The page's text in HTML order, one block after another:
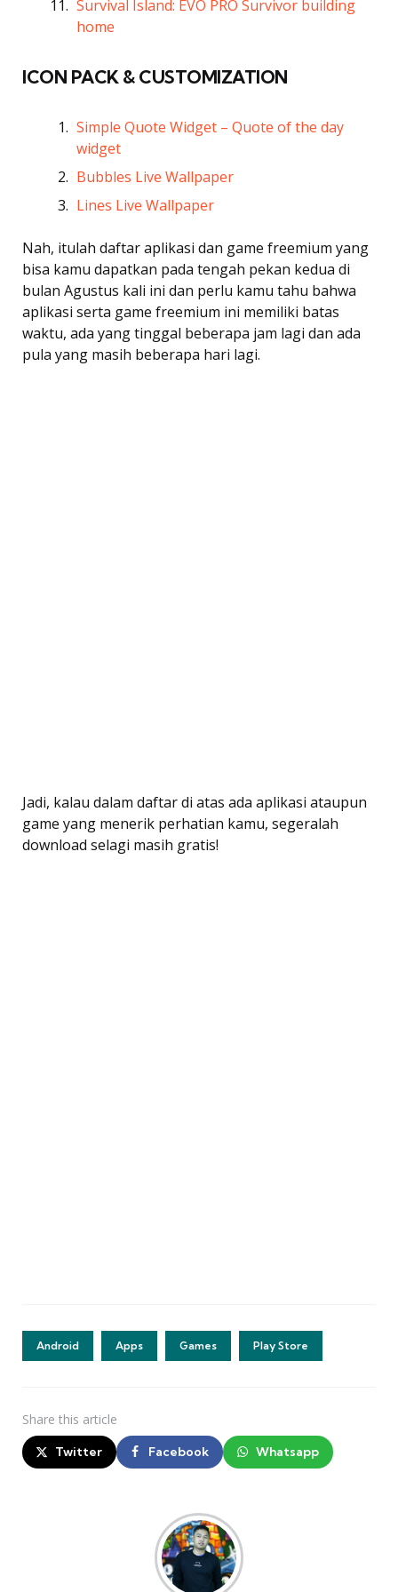
Survival Island: EVO PRO Survivor building
home
ICON PACK & CUSTOMIZATION
Simple Quote Widget – Quote of the day
widget
Bubbles Live Wallpaper
Lines Live Wallpaper
Nah, itulah daftar aplikasi dan game freemium yang
bisa kamu dapatkan pada tengah pekan kedua di
bulan Agustus kali ini dan perlu kamu tahu bahwa
aplikasi serta game freemium ini memiliki batas
waktu, ada yang tinggal beberapa jam lagi dan ada
pula yang masih beberapa hari lagi.
Jadi, kalau dalam daftar di atas ada aplikasi ataupun
game yang menerik perhatian kamu, segeralah
download selagi masih gratis!
Android Apps Games Play Store
Share this article
Twitter Facebook Whatsapp